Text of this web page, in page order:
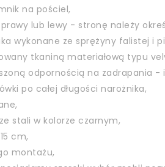
na pościel,
lub lewy - stronę należy
wykonane ze sprężyny falistej i
tkaniną materiałową typu
odpornością na zadrapania
po całej długości narożnika,
stali w kolorze czarnym,
cm,
montażu,